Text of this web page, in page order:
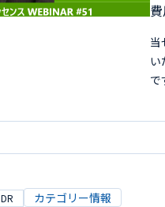
当
い
で
DR カテゴリー情報